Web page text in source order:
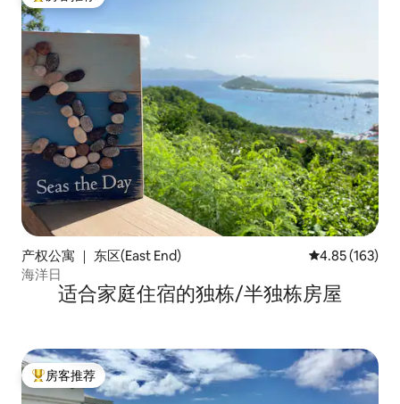
产权公寓 ｜ 东区(East End) 平均评分 4.85
4.85 (163)
海洋日
适合家庭住宿的独栋/半独栋房屋
热门「房客推荐」
房客推荐